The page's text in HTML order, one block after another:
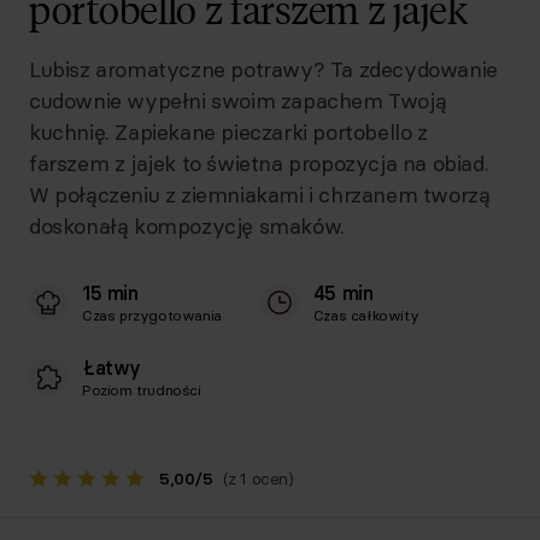
Lubisz aromatyczne potrawy? Ta zdecydowanie
cudownie wypełni swoim zapachem Twoją
kuchnię. Zapiekane pieczarki portobello z
farszem z jajek to świetna propozycja na obiad.
W połączeniu z ziemniakami i chrzanem tworzą
doskonałą kompozycję smaków.
15 min
Czas przygotowania
45 min
Czas całkowity
Łatwy
Poziom trudności
5,00/5 (z 1 ocen)